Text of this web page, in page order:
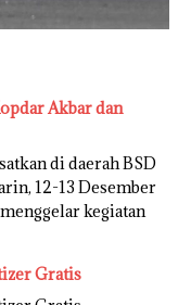
Akbar dan
di daerah BSD
12-13 Desember
kegiatan
Gratis